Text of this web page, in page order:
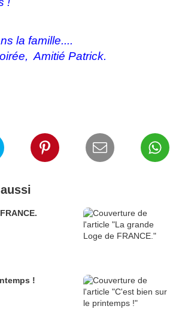
la famille....
Amitié Patrick.
printemps !